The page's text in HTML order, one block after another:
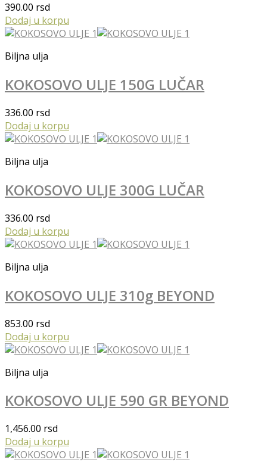
390.00 rsd
Dodaj u korpu
Biljna ulja
KOKOSOVO ULJE 150G LUČAR
336.00 rsd
Dodaj u korpu
Biljna ulja
KOKOSOVO ULJE 300G LUČAR
336.00 rsd
Dodaj u korpu
Biljna ulja
KOKOSOVO ULJE 310g BEYOND
853.00 rsd
Dodaj u korpu
Biljna ulja
KOKOSOVO ULJE 590 GR BEYOND
1,456.00 rsd
Dodaj u korpu